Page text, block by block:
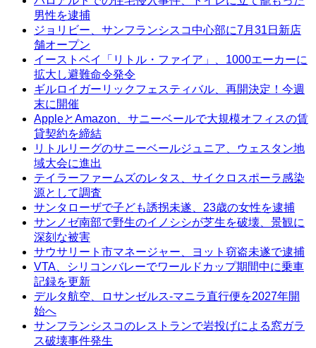
男性を逮捕
ジョリビー、サンフランシスコ中心部に7月31日新店
舗オープン
イーストベイ「リトル・ファイア」、1000エーカーに
拡大し避難命令発令
ギルロイガーリックフェスティバル、再開決定！今週
末に開催
AppleとAmazon、サニーベールで大規模オフィスの賃
貸契約を締結
リトルリーグのサニーベールジュニア、ウェスタン地
域大会に進出
テイラーファームズのレタス、サイクロスポーラ感染
源として調査
サンタローザで子ども誘拐未遂、23歳の女性を逮捕
サンノゼ南部で野生のイノシシが芝生を破壊、景観に
深刻な被害
サウサリート市マネージャー、ヨット窃盗未遂で逮捕
VTA、シリコンバレーでワールドカップ期間中に乗車
記録を更新
デルタ航空、ロサンゼルス-マニラ直行便を2027年開
始へ
サンフランシスコのレストランで岩投げによる窓ガラ
ス破壊事件発生